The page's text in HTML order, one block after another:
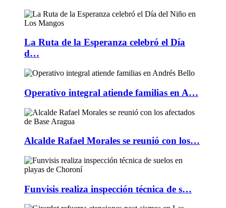
La Ruta de la Esperanza celebró el Día
d…
Operativo integral atiende familias en A…
Alcalde Rafael Morales se reunió con los…
Funvisis realiza inspección técnica de s…